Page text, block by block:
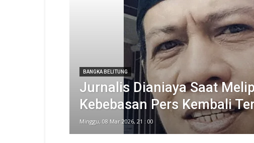
BANGKA BELITUNG
Jurnalis Dianiaya Saat
Kebebasan Pers Kembali
Minggu, 08 Mar 2026, 21 : 00